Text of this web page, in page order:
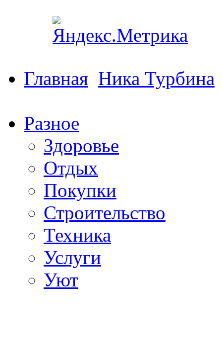
Главная Ника Турбина
Разное
Здоровье
Отдых
Покупки
Строительство
Техника
Услуги
Уют